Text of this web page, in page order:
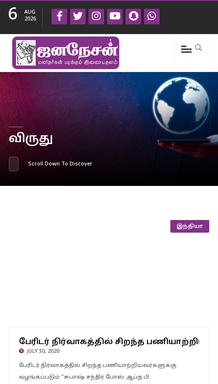
6
AUG
2026
விருது
Scroll Down To Discover
சந்திர போஸ் ஆப்த பிரபந்தன் புரஸ்கார்” விருதுக்கு
விண்ணப்பங்கள் வரவேற்பு
இந்தியா
பேரிடர் நிர்வாகத்தில் சிறந்த
JULY 30, 2020
பேரிடர் நிர்வாகத்தில் சிறந்த பணியாற்றியவர்களுக்கு
வழங்கப்படும் “சுபாஷ் சந்திர போஸ் ஆப்த பி